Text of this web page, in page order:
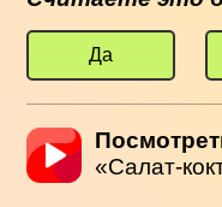
Да
«Салат-